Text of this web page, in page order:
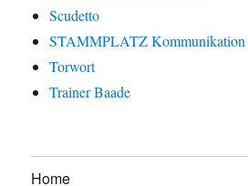
Scudetto
STAMMPLATZ Kommunikation
Torwort
Trainer Baade
Home